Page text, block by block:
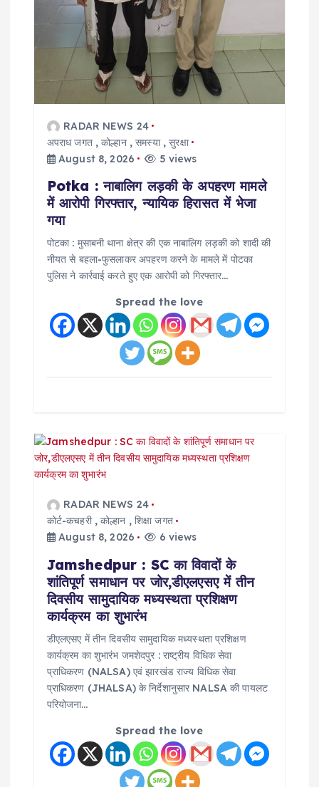
RADAR NEWS 24
अपराध जगत,कोल्हान,समस्या,सुरक्षा
August 8, 2026
5 views
Potka : नाबालिग लड़की के अपहरण मामले
में आरोपी गिरफ्तार, न्यायिक हिरासत में भेजा
गया
पोटका : मुसाबनी थाना क्षेत्र की एक नाबालिग लड़की को शादी की
नीयत से बहला-फुसलाकर अपहरण करने के मामले में पोटका
पुलिस ने कार्रवाई करते हुए एक आरोपी को गिरफ्तार…
Spread the love
RADAR NEWS 24
कोर्ट-कचहरी,कोल्हान ,शिक्षा जगत
August 8, 2026
6 views
Jamshedpur : SC का विवादों के
शांतिपूर्ण समाधान पर जोर,डीएलएसए में तीन
दिवसीय सामुदायिक मध्यस्थता प्रशिक्षण
कार्यक्रम का शुभारंभ
डीएलएसए में तीन दिवसीय सामुदायिक मध्यस्थता प्रशिक्षण
कार्यक्रम का शुभारंभ जमशेदपुर : राष्ट्रीय विधिक सेवा
प्राधिकरण (NALSA) एवं झारखंड राज्य विधिक सेवा
प्राधिकरण (JHALSA) के निर्देशानुसार NALSA की पायलट
परियोजना…
Spread the love